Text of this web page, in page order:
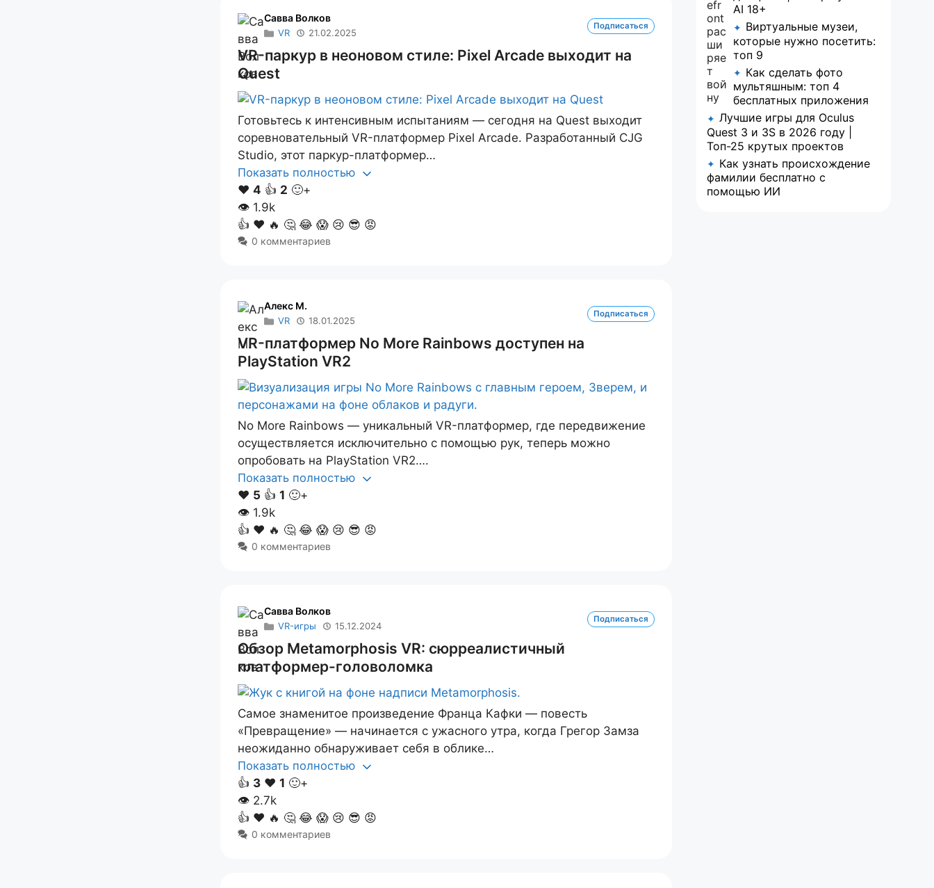
Савва Волков
VR 21.02.2025
Подписаться
VR-паркур в неоновом стиле: Pixel Arcade выходит на
Quest
Готовьтесь к интенсивным испытаниям — сегодня на Quest выходит
соревновательный VR-платформер Pixel Arcade. Разработанный CJG
Studio, этот паркур-платформер…
Показать полностью
❤️ 4 👍 2 🙂+
👁 1.9k
👍 ❤️ 🔥 🤔 😂 😱 😢 😎 😡
0 комментариев
Алекс M.
VR 18.01.2025
Подписаться
VR-платформер No More Rainbows доступен на
PlayStation VR2
No More Rainbows — уникальный VR-платформер, где передвижение
осуществляется исключительно с помощью рук, теперь можно
опробовать на PlayStation VR2….
Показать полностью
❤️ 5 👍 1 🙂+
👁 1.9k
👍 ❤️ 🔥 🤔 😂 😱 😢 😎 😡
0 комментариев
Савва Волков
VR-игры 15.12.2024
Подписаться
Обзор Metamorphosis VR: сюрреалистичный
платформер-головоломка
Самое знаменитое произведение Франца Кафки — повесть
«Превращение» — начинается с ужасного утра, когда Грегор Замза
неожиданно обнаруживает себя в облике…
Показать полностью
👍 3 ❤️ 1 🙂+
👁 2.7k
👍 ❤️ 🔥 🤔 😂 😱 😢 😎 😡
0 комментариев
AI 18+
✦ Виртуальные музеи,
которые нужно посетить:
топ 9
✦ Как сделать фото
мультяшным: топ 4
бесплатных приложения
✦ Лучшие игры для Oculus
Quest 3 и 3S в 2026 году |
Топ-25 крутых проектов
✦ Как узнать происхождение
фамилии бесплатно с
помощью ИИ